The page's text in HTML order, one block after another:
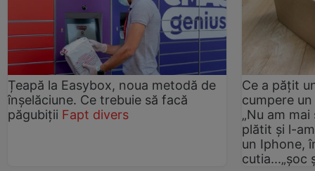
Țeapă la Easybox, noua metodă de
înșelăciune. Ce trebuie să facă
păgubiții Fapt divers
Ce a pățit
cumpere
„Nu am
plătit și l-
un Iphone,
cutia...„șoc